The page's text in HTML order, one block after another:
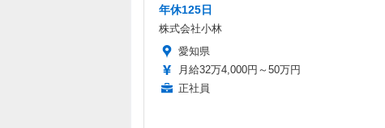
年休125日
株式会社小林
愛知県
月給32万4,000円～50万円
正社員